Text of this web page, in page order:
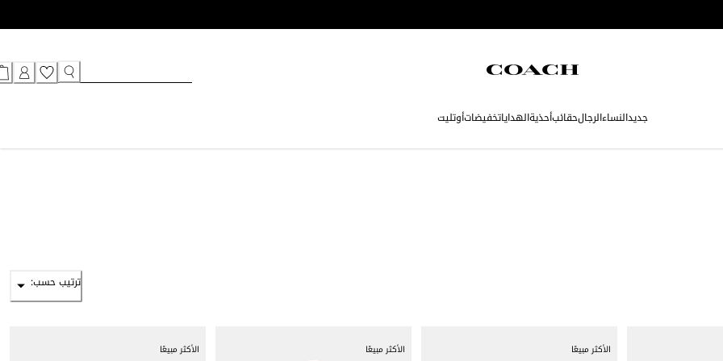
جديدالنساءالرجالحقائبأحذيةالهداياتخفيضاتأوتليت
ترتيب حسب:
الأكثر مبيعًا الأكثر مبيعًا الأكثر مبيعًا